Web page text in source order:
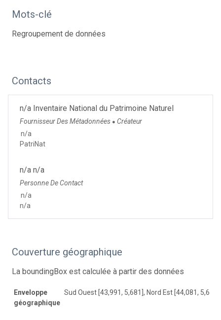
Mots-clé
Regroupement de données
Contacts
n/a Inventaire National du Patrimoine Naturel
Fournisseur Des Métadonnées ● Créateur
n/a
PatriNat
n/a n/a
Personne De Contact
n/a
n/a
Couverture géographique
La boundingBox est calculée à partir des données
Enveloppe
géographique
Sud Ouest [43,991, 5,681], Nord Est [44,081, 5,685]